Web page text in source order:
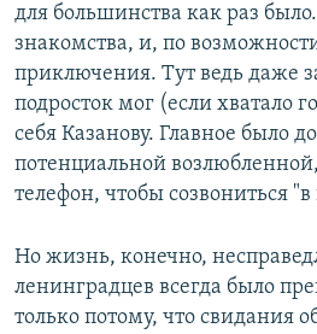
для большинства как раз
знакомства, и, по
приключения. Тут ведь даже
подросток мог (если хватало
себя Казанову. Главное было
потенциальной
телефон, чтобы созвониться "в
Но жизнь, конечно,
ленинградцев всегда было
только потому, что свидания